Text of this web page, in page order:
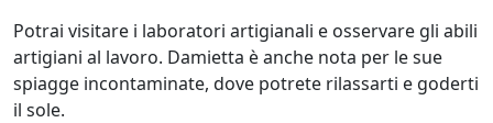
Potrai visitare i laboratori artigianali e osservare gli abili
artigiani al lavoro. Damietta è anche nota per le sue
spiagge incontaminate, dove potrete rilassarti e goderti
il sole.